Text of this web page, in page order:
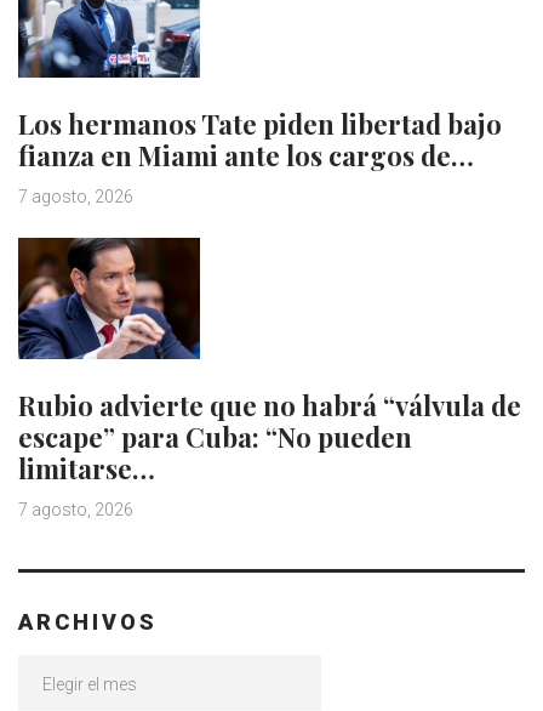
Los hermanos Tate piden libertad bajo
fianza en Miami ante los cargos de…
7 agosto, 2026
Rubio advierte que no habrá “válvula de
escape” para Cuba: “No pueden
limitarse…
7 agosto, 2026
ARCHIVOS